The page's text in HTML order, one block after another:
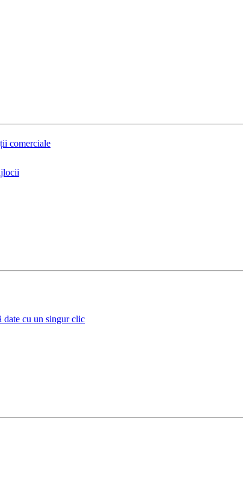
comerciale
date cu un singur clic